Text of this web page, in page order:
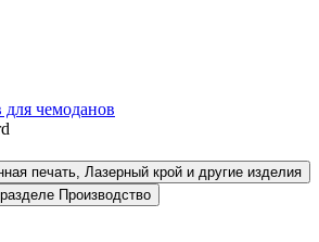
для чемоданов
печать, Лазерный крой и другие изделия
Производство